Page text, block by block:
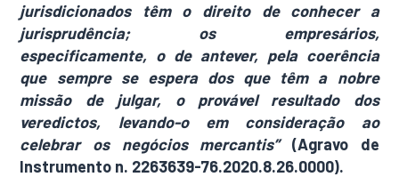
jurisdicionados têm o direito de conhecer a
jurisprudência; os empresários,
especificamente, o de antever, pela coerência
que sempre se espera dos que têm a nobre
missão de julgar, o provável resultado dos
veredictos, levando-o em consideração ao
celebrar os negócios mercantis”(Agravo de
Instrumento n. 2263639-76.2020.8.26.0000).